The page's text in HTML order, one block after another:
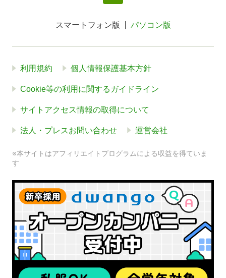
スマートフォン版 パソコン版
利用規約 個人情報保護基本方針
Cookie等の利用に関するガイドライン
サイトアクセス情報の取得について
法人・プレスお問い合わせ 運営会社
※本サイトはアフィリエイトプログラムによる収益を得ていま
す